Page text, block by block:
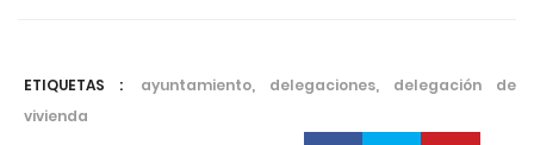
ETIQUETAS :
ayuntamiento, delegaciones, delegación de
vivienda